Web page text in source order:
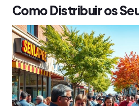
Como Distribuir os